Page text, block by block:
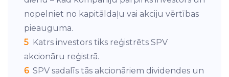
nopelniet no kapitāldaļu vai akciju vērtības
pieauguma.
5 Katrs investors tiks reģistrēts SPV
akcionāru reģistrā.
6 SPV sadalīs tās akcionāriem dividendes un